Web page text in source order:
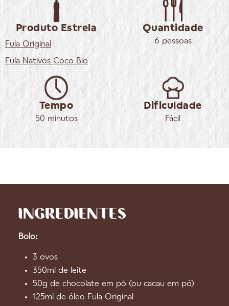
Produto Estrela
Fula Original
Fula Nativos Coco Bio
Quantidade
6 pessoas
Tempo
50 minutos
Dificuldade
Fácil
INGREDIENTES
Bolo:
3 ovos
350ml de leite
50g de chocolate em pó (ou cacau em pó)
125ml de óleo Fula Original